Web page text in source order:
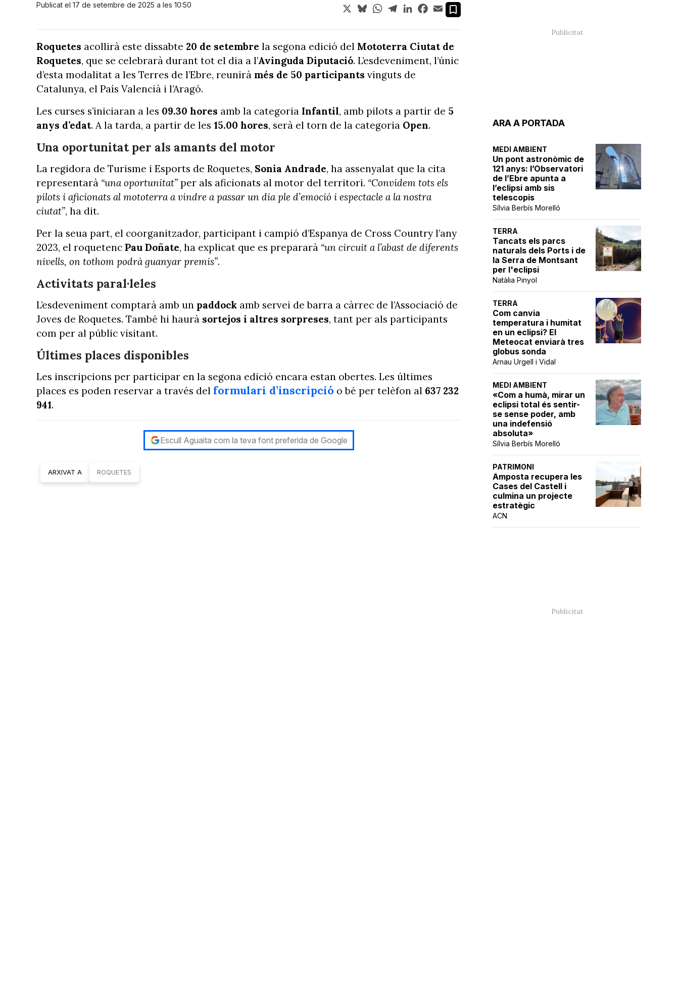
ARA A PORTADA
MEDI AMBIENT
Un pont astronòmic de
121 anys: l’Observatori
de l’Ebre apunta a
l’eclipsi amb sis
telescopis
Sílvia Berbís Morelló
TERRA
Tancats els parcs
naturals dels Ports i de
la Serra de Montsant
per l'eclipsi
Natàlia Pinyol
TERRA
Com canvia
temperatura i humitat
en un eclipsi? El
Meteocat enviarà tres
globus sonda
Arnau Urgell i Vidal
MEDI AMBIENT
«Com a humà, mirar un
eclipsi total és sentir-
se sense poder, amb
una indefensió
absoluta»
Sílvia Berbís Morelló
PATRIMONI
Amposta recupera les
Cases del Castell i
culmina un projecte
estratègic
ACN
Publicat el 17 de setembre de 2025 a les 10:50 X BlueskyWhatsApp
TelegramLinkedInFacebook
Email
Roquetes acollirà este dissabte 20 de setembre la segona edició del Mototerra Ciutat de
Roquetes, que se celebrarà durant tot el dia a l’Avinguda Diputació. L’esdeveniment, l’únic
d’esta modalitat a les Terres de l’Ebre, reunirà més de 50 participants vinguts de
Catalunya, el País Valencià i l’Aragó.
Les curses s’iniciaran a les 09.30 hores amb la categoria Infantil, amb pilots a partir de 5
anys d’edat. A la tarda, a partir de les 15.00 hores, serà el torn de la categoria Open.
Una oportunitat per als amants del motor
La regidora de Turisme i Esports de Roquetes, Sonia Andrade, ha assenyalat que la cita
representarà “una oportunitat” per als aficionats al motor del territori. “Convidem tots els
pilots i aficionats al mototerra a vindre a passar un dia ple d’emoció i espectacle a la nostra
ciutat”, ha dit.
Per la seua part, el coorganitzador, participant i campió d’Espanya de Cross Country l’any
2023, el roquetenc Pau Doñate, ha explicat que es prepararà “un circuit a l’abast de diferents
nivells, on tothom podrà guanyar premis”.
Activitats paral·leles
L’esdeveniment comptarà amb un paddock amb servei de barra a càrrec de l’Associació de
Joves de Roquetes. També hi haurà sortejos i altres sorpreses, tant per als participants
com per al públic visitant.
Últimes places disponibles
Les inscripcions per participar en la segona edició encara estan obertes. Les últimes
places es poden reservar a través del formulari d’inscripció o bé per telèfon al 637 232
941.
Escull Aguaita com la teva font preferida de Google
ARXIVAT A ROQUETES